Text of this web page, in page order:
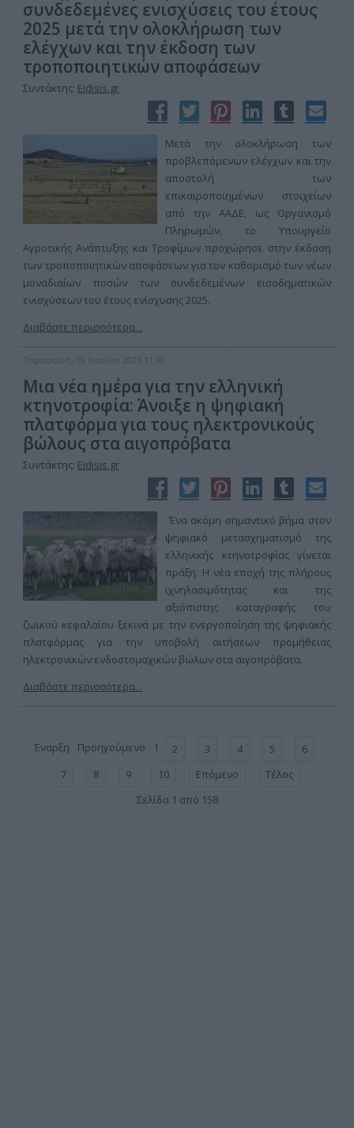
συνδεδεμένες ενισχύσεις του έτους
2025 μετά την ολοκλήρωση των
ελέγχων και την έκδοση των
τροποποιητικών αποφάσεων
Συντάκτης: Eidisis.gr
Μετά την ολοκλήρωση των
προβλεπόμενων ελέγχων και την
αποστολή των
επικαιροποιημένων στοιχείων
από την ΑΑΔΕ, ως Οργανισμό
Πληρωμών, το Υπουργείο
Αγροτικής Ανάπτυξης και Τροφίμων προχώρησε στην έκδοση
των τροποποιητικών αποφάσεων για τον καθορισμό των νέων
μοναδιαίων ποσών των συνδεδεμένων εισοδηματικών
ενισχύσεων του έτους ενίσχυσης 2025.
Διαβάστε περισσότερα...
Παρασκευή, 19 Ιουνίου 2026 11:40
Μια νέα ημέρα για την ελληνική
κτηνοτροφία: Άνοιξε η ψηφιακή
πλατφόρμα για τους ηλεκτρονικούς
βώλους στα αιγοπρόβατα
Συντάκτης: Eidisis.gr
Ένα ακόμη σημαντικό βήμα στον
ψηφιακό μετασχηματισμό της
ελληνικής κτηνοτροφίας γίνεται
πράξη. Η νέα εποχή της πλήρους
ιχνηλασιμότητας και της
αξιόπιστης καταγραφής του
ζωικού κεφαλαίου ξεκινά με την ενεργοποίηση της ψηφιακής
πλατφόρμας για την υποβολή αιτήσεων προμήθειας
ηλεκτρονικών ενδοστομαχικών βώλων στα αιγοπρόβατα.
Διαβάστε περισσότερα...
Έναρξη Προηγούμενο 1 2 3 4 5
6
7
8 9 10 Επόμενο
Τέλος
Σελίδα 1 από 158